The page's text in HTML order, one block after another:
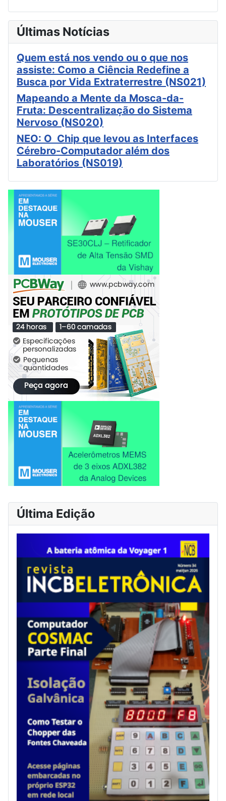
Últimas Notícias
Quem está nos vendo ou o que nos
assiste: Como a Ciência Redefine a
Busca por Vida Extraterrestre (NS021)
Mapeando a Mente da Mosca-da-
Fruta: Descentralização do Sistema
Nervoso (NS020)
NEO: O Chip que levou as Interfaces
Cérebro-Computador além dos
Laboratórios (NS019)
Última Edição